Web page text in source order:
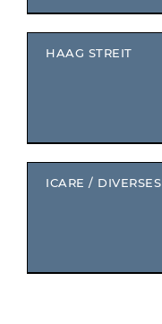
WARENKORB
HAAG STREIT
ICARE / DIVERSES